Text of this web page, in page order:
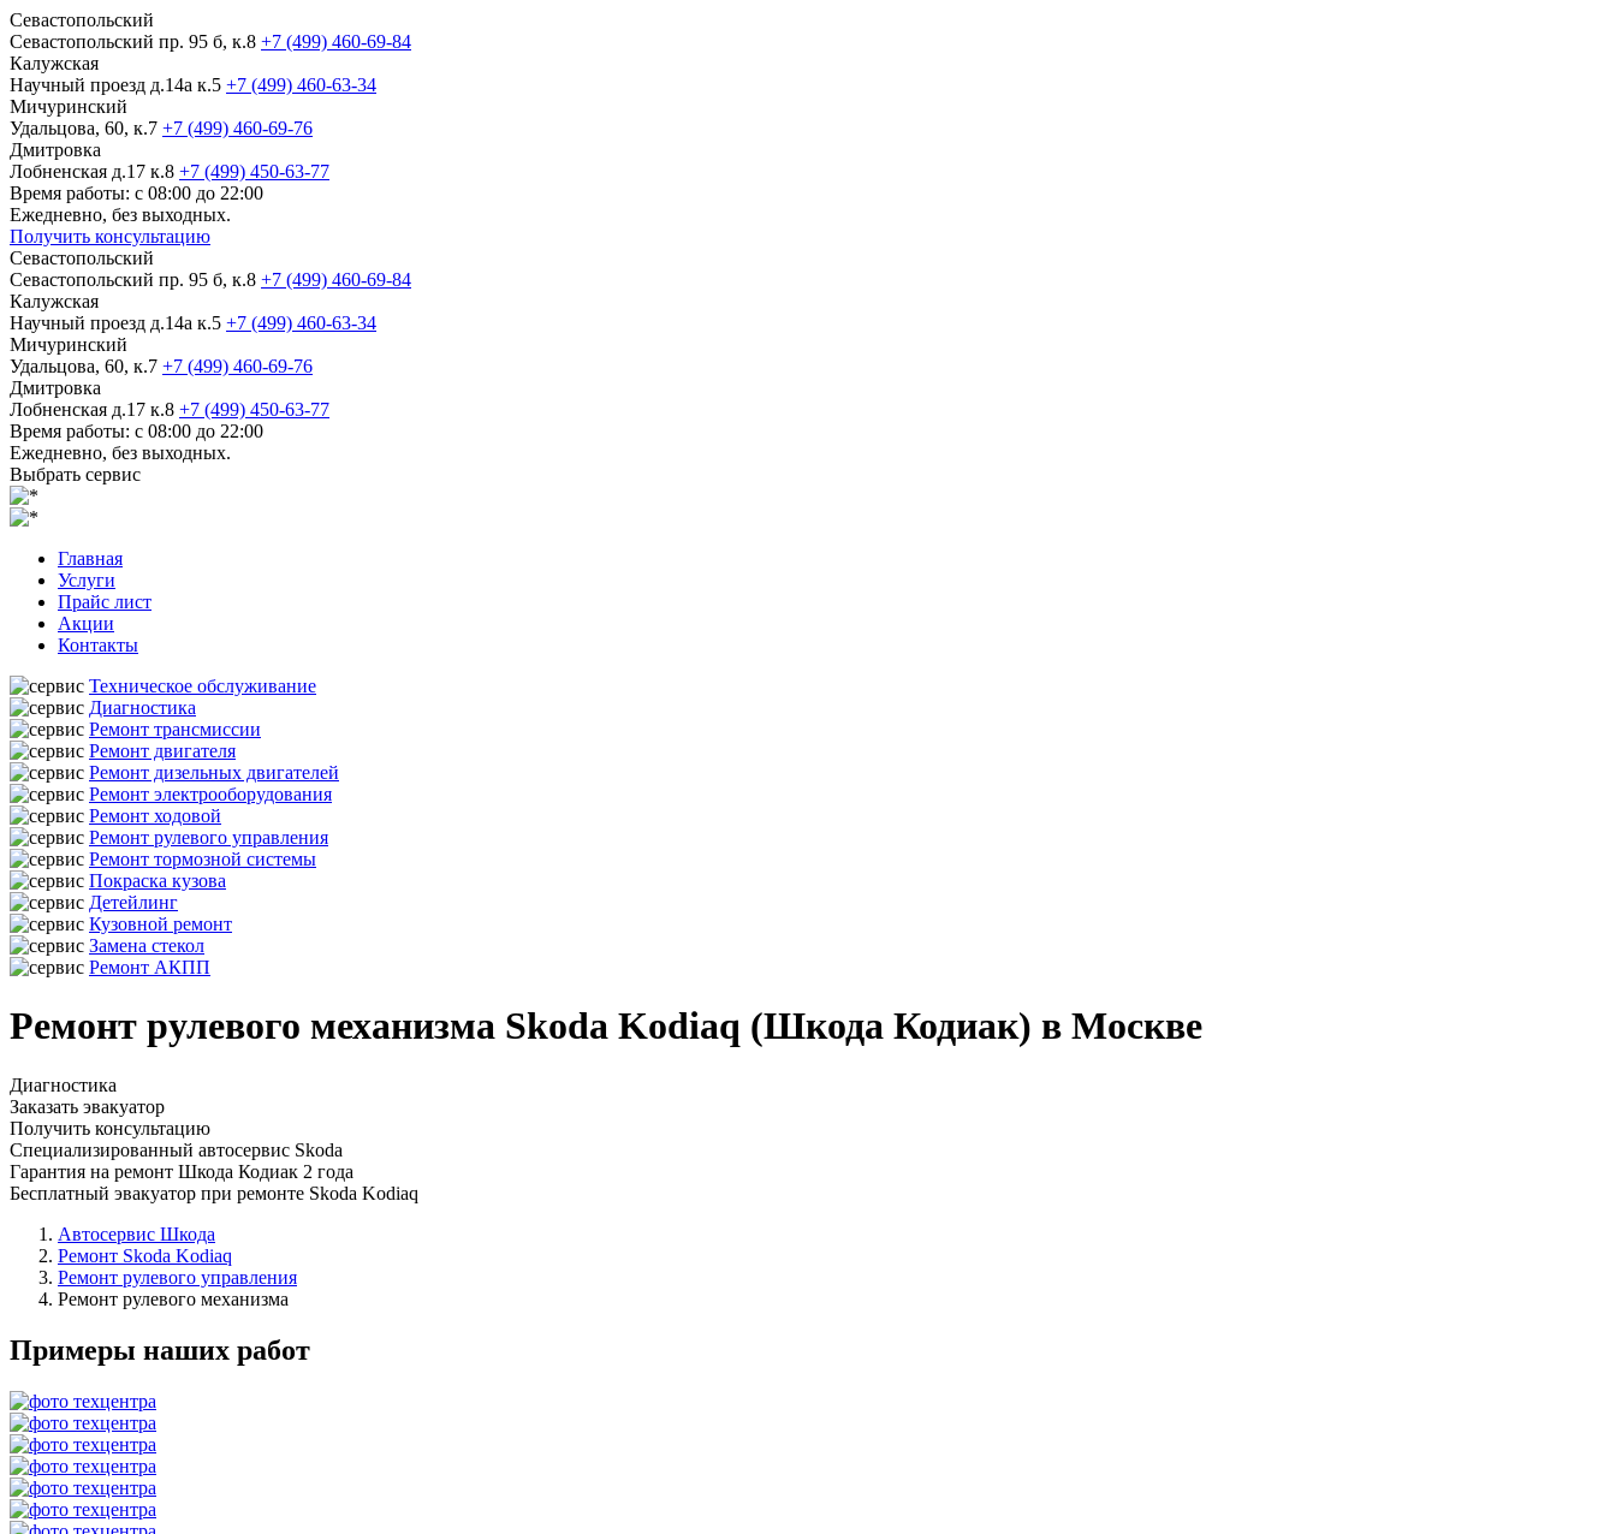
Севастопольский
Севастопольский пр. 95 б, к.8 +7 (499) 460-69-84
Калужская
Научный проезд д.14а к.5 +7 (499) 460-63-34
Мичуринский
Удальцова, 60, к.7 +7 (499) 460-69-76
Дмитровка
Лобненская д.17 к.8 +7 (499) 450-63-77
Время работы: с 08:00 до 22:00
Ежедневно, без выходных.
Получить консультацию
Севастопольский
Севастопольский пр. 95 б, к.8 +7 (499) 460-69-84
Калужская
Научный проезд д.14а к.5 +7 (499) 460-63-34
Мичуринский
Удальцова, 60, к.7 +7 (499) 460-69-76
Дмитровка
Лобненская д.17 к.8 +7 (499) 450-63-77
Время работы: с 08:00 до 22:00
Ежедневно, без выходных.
Выбрать сервис
Главная
Услуги
Прайс лист
Акции
Контакты
Техническое обслуживание
Диагностика
Ремонт трансмиссии
Ремонт двигателя
Ремонт дизельных двигателей
Ремонт электрооборудования
Ремонт ходовой
Ремонт рулевого управления
Ремонт тормозной системы
Покраска кузова
Детейлинг
Кузовной ремонт
Замена стекол
Ремонт АКПП
Ремонт рулевого механизма Skoda Kodiaq (Шкода Кодиак) в Москве
Диагностика
Заказать эвакуатор
Получить консультацию
Специализированный автосервис Skoda
Гарантия на ремонт Шкода Кодиак 2 года
Бесплатный эвакуатор при ремонте Skoda Kodiaq
Автосервис Шкода
Ремонт Skoda Kodiaq
Ремонт рулевого управления
Ремонт рулевого механизма
Примеры наших работ